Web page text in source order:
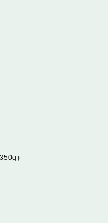
）